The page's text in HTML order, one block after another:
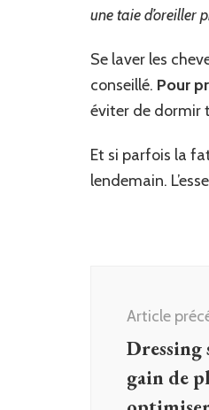
une taie d’oreiller
Se laver les
conseillé. Pour
éviter de dormir
Et si parfois la
lendemain.
d'article
Article
Dressing
gain de